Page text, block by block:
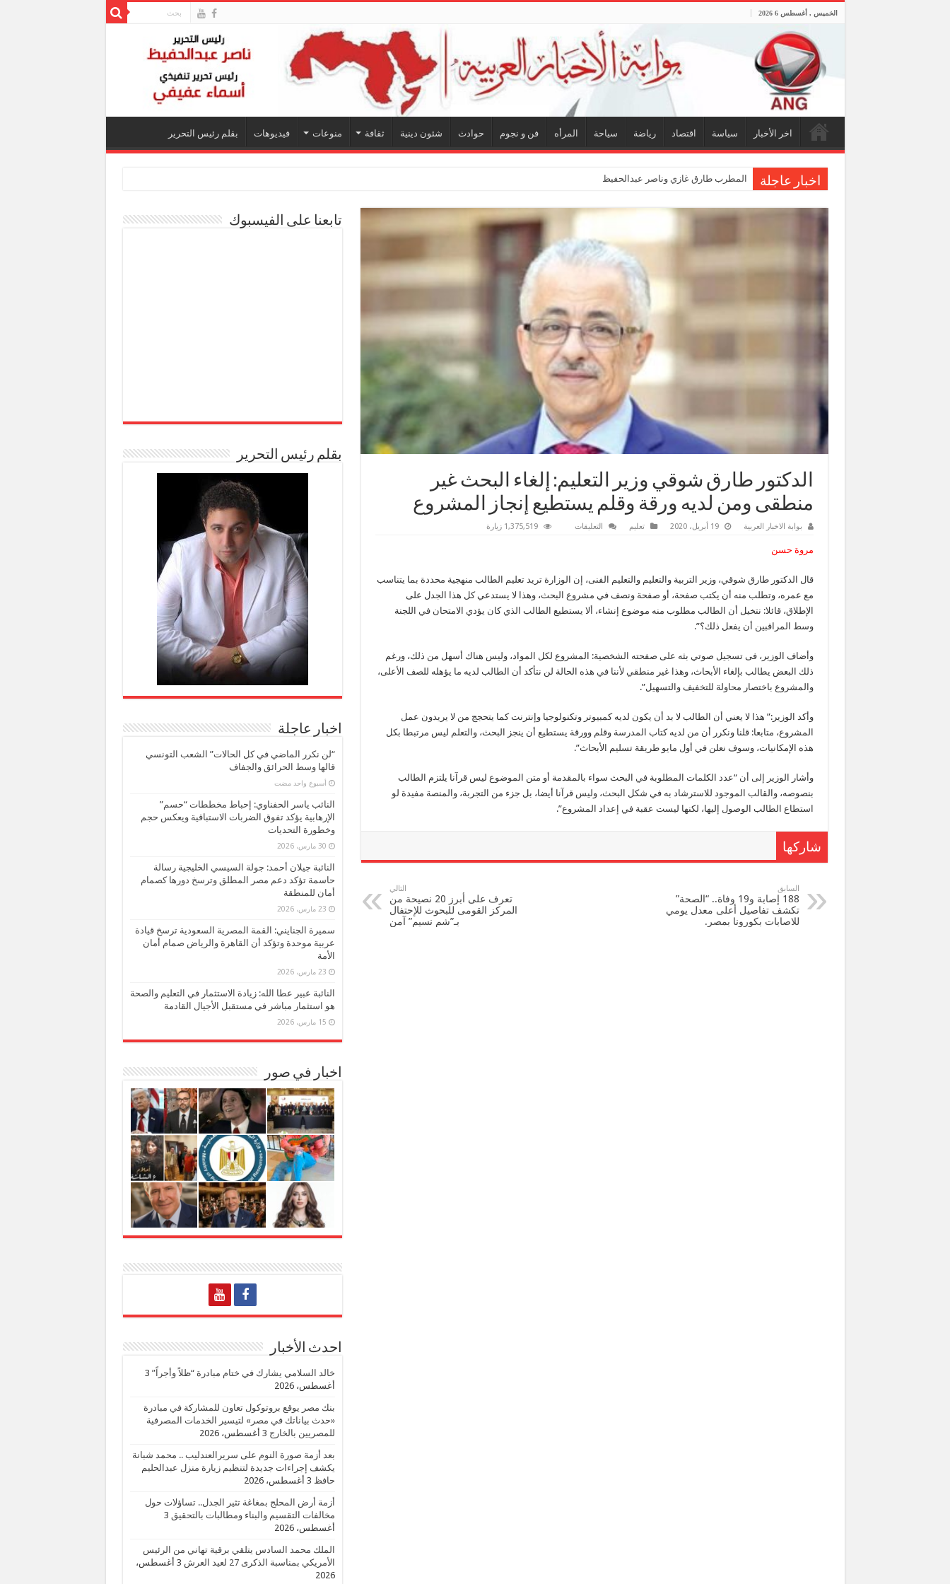
الخميس , أغسطس 6 2026
اخر الأخبار سياسة اقتصاد رياضة سياحة المرأه فن و نجوم حوادث شئون دينية ثقافة منوعات فيديوهات بقلم رئيس التحرير
اخبار عاجلة المطرب طارق غازي وناصر عبدالحفيظ.. شراكة فنية ترسم
الدكتور طارق شوقي وزير التعليم: إلغاء البحث غير
منطقى ومن لديه ورقة وقلم يستطيع إنجاز المشروع
بوابة الاخبار العربية 19 أبريل، 2020 تعليم التعليقات
إلغاء
البحث
غير
منطقى
ومن
يستطيع
إنجاز
المشروع
1,375,519 زيارة
مروة حسن
قال الدكتور طارق شوقي، وزير التربية والتعليم والتعليم الفنى، إن الوزارة تريد تعليم الطالب منهجية محددة بما يتناسب
مع عمره، وتطلب منه أن يكتب صفحة، أو صفحة ونصف في مشروع البحث، وهذا لا يستدعي كل هذا الجدل على
الإطلاق، قائلا: نتخيل أن الطالب مطلوب منه موضوع إنشاء، ألا يستطيع الطالب الذي كان يؤدي الامتحان في اللجنة
وسط المراقبين أن يفعل ذلك؟”.
وأضاف الوزير، فى تسجيل صوتي بثه على صفحته الشخصية: المشروع لكل المواد، وليس هناك أسهل من ذلك، ورغم
ذلك البعض يطالب بإلغاء الأبحاث، وهذا غير منطقي لأننا في هذه الحالة لن نتأكد أن الطالب لديه ما يؤهله للصف الأعلى،
والمشروع باختصار محاولة للتخفيف والتسهيل”.
وأكد الوزير:” هذا لا يعني أن الطالب لا بد أن يكون لديه كمبيوتر وتكنولوجيا وإنترنت كما يتحجج من لا يريدون عمل
المشروع، متابعا: قلنا ونكرر أن من لديه كتاب المدرسة وقلم وورقة يستطيع أن ينجز البحث، والتعلم ليس مرتبطا بكل
هذه الإمكانيات، وسوف نعلن في أول مايو طريقة تسليم الأبحاث”.
وأشار الوزير إلى أن “عدد الكلمات المطلوبة في البحث سواء بالمقدمة أو متن الموضوع ليس قرآنا يلتزم الطالب
بنصوصه، والقالب الموجود للاسترشاد به في شكل البحث، وليس قرآنا أيضا، بل جزء من التجربة، والمنصة مفيدة لو
استطاع الطالب الوصول إليها، لكنها ليست عقبة في إعداد المشروع”.
شاركها
السابق
188 إصابة و19 وفاة.. “الصحة”
تكشف تفاصيل أعلى معدل يومي
للاصابات بكورونا بمصر.
التالي
تعرف على أبرز 20 نصيحة من
المركز القومى للبحوث للإحتفال
بـ”شم نسيم” آمن
تابعنا على الفيسبوك
بقلم رئيس التحرير
اخبار عاجلة
“لن نكرر الماضي في كل الحالات” الشعب التونسي
قالها وسط الحرائق والجفاف
‏أسبوع واحد مضت
النائب ياسر الحفناوي: إحباط مخططات “حسم”
الإرهابية يؤكد تفوق الضربات الاستباقية ويعكس حجم
وخطورة التحديات
30 مارس، 2026
النائبة جيلان أحمد: جولة السيسي الخليجية رسالة
حاسمة تؤكد دعم مصر المطلق وترسخ دورها كصمام
أمان للمنطقة
23 مارس، 2026
سميرة الجنايني: القمة المصرية السعودية ترسخ قيادة
عربية موحدة وتؤكد أن القاهرة والرياض صمام أمان
الأمة
23 مارس، 2026
النائبة عبير عطا الله: زيادة الاستثمار في التعليم والصحة
هو استثمار مباشر في مستقبل الأجيال القادمة
15 مارس، 2026
اخبار في صور
احدث الأخبار
خالد السلامي يشارك في ختام مبادرة “ظلاً وأجراً” 3
أغسطس، 2026
بنك مصر يوقع بروتوكول تعاون للمشاركة في مبادرة
«حدث بياناتك في مصر» لتيسير الخدمات المصرفية
للمصريين بالخارج 3 أغسطس، 2026
بعد أزمة صورة النوم على سريرالعندليب .. محمد شبانة
يكشف إجراءات جديدة لتنظيم زيارة منزل عبدالحليم
حافظ 3 أغسطس، 2026
أزمة أرض المحلج بمغاغة تثير الجدل.. تساؤلات حول
مخالفات التقسيم والبناء ومطالبات بالتحقيق 3
أغسطس، 2026
الملك محمد السادس يتلقي برقية تهاني من الرئيس
الأمريكي بمناسبة الذكرى 27 لعيد العرش
3 أغسطس،
2026